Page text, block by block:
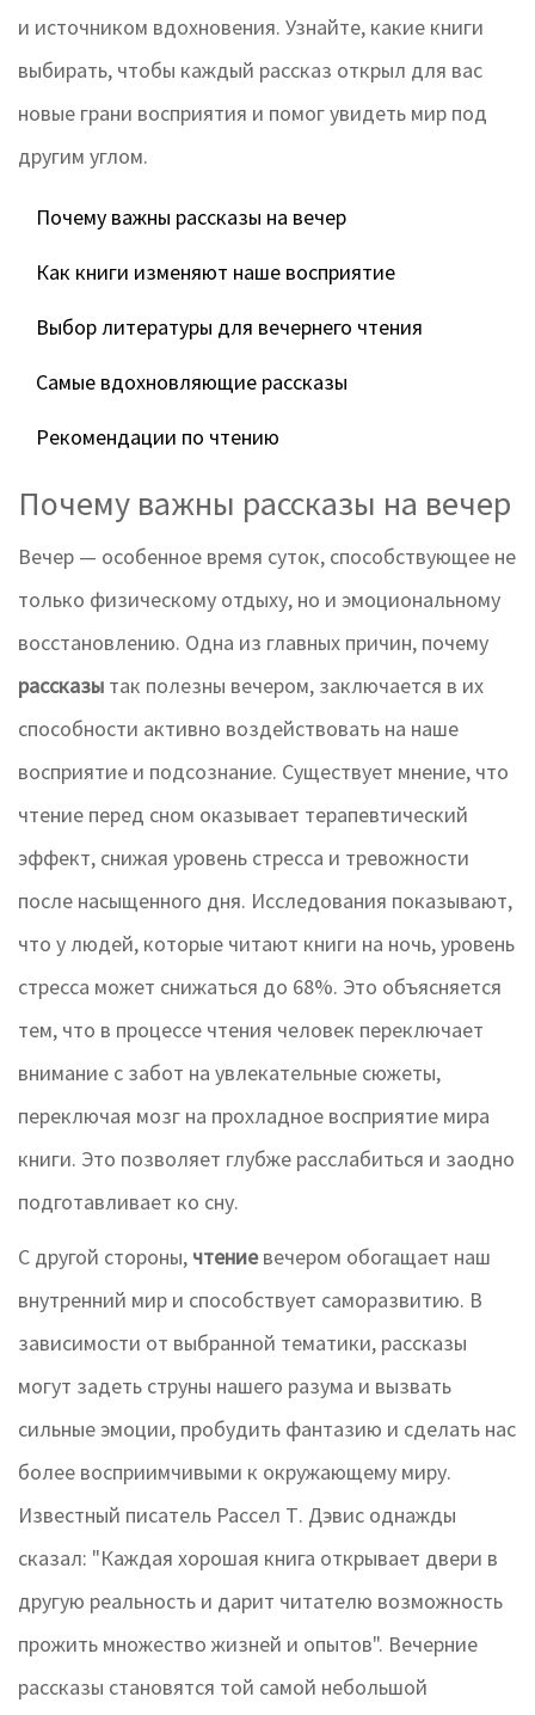
и источником вдохновения. Узнайте, какие книги
выбирать, чтобы каждый рассказ открыл для вас
новые грани восприятия и помог увидеть мир под
другим углом.
Почему важны рассказы на вечер
Как книги изменяют наше восприятие
Выбор литературы для вечернего чтения
Самые вдохновляющие рассказы
Рекомендации по чтению
Почему важны рассказы на вечер
Вечер — особенное время суток, способствующее не
только физическому отдыху, но и эмоциональному
восстановлению. Одна из главных причин, почему
рассказы так полезны вечером, заключается в их
способности активно воздействовать на наше
восприятие и подсознание. Существует мнение, что
чтение перед сном оказывает терапевтический
эффект, снижая уровень стресса и тревожности
после насыщенного дня. Исследования показывают,
что у людей, которые читают книги на ночь, уровень
стресса может снижаться до 68%. Это объясняется
тем, что в процессе чтения человек переключает
внимание с забот на увлекательные сюжеты,
переключая мозг на прохладное восприятие мира
книги. Это позволяет глубже расслабиться и заодно
подготавливает ко сну.
С другой стороны, чтениевечером обогащает наш
внутренний мир и способствует саморазвитию. В
зависимости от выбранной тематики, рассказы
могут задеть струны нашего разума и вызвать
сильные эмоции, пробудить фантазию и сделать нас
более восприимчивыми к окружающему миру.
Известный писатель Рассел Т. Дэвис однажды
сказал: "Каждая хорошая книга открывает двери в
другую реальность и дарит читателю возможность
прожить множество жизней и опытов". Вечерние
рассказы становятся той самой небольшой